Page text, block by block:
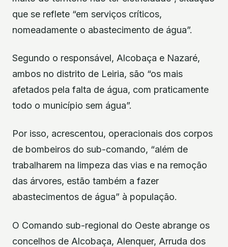
que se reflete “em serviços críticos,
nomeadamente o abastecimento de água”.
Segundo o responsável, Alcobaça e Nazaré,
ambos no distrito de Leiria, são “os mais
afetados pela falta de água, com praticamente
todo o município sem água”.
Por isso, acrescentou, operacionais dos corpos
de bombeiros do sub-comando, “além de
trabalharem na limpeza das vias e na remoção
das árvores, estão também a fazer
abastecimentos de água” à população.
O Comando sub-regional do Oeste abrange os
concelhos de Alcobaça, Alenquer, Arruda dos